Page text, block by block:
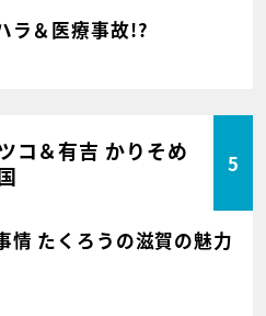
＆医療事故!?
コ＆有吉 かりそめ
5
情 たくろうの滋賀の魅力